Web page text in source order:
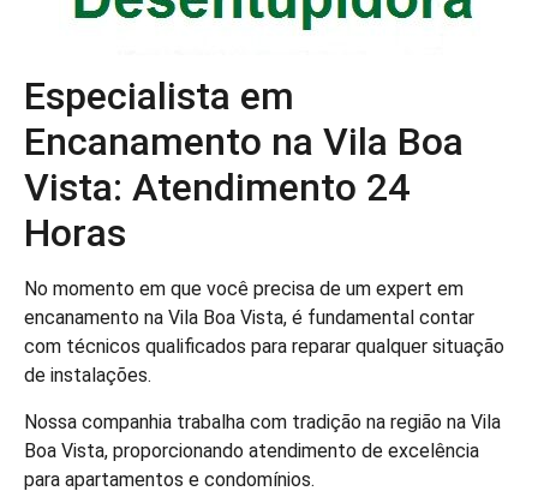
Especialista em
Encanamento na Vila Boa
Vista: Atendimento 24
Horas
No momento em que você precisa de um expert em
encanamento na Vila Boa Vista, é fundamental contar
com técnicos qualificados para reparar qualquer situação
de instalações.
Nossa companhia trabalha com tradição na região na Vila
Boa Vista, proporcionando atendimento de excelência
para apartamentos e condomínios.